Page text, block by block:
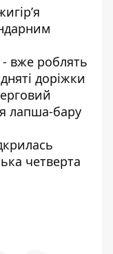
вже роблять
доріжки
лапша-бару
четверта